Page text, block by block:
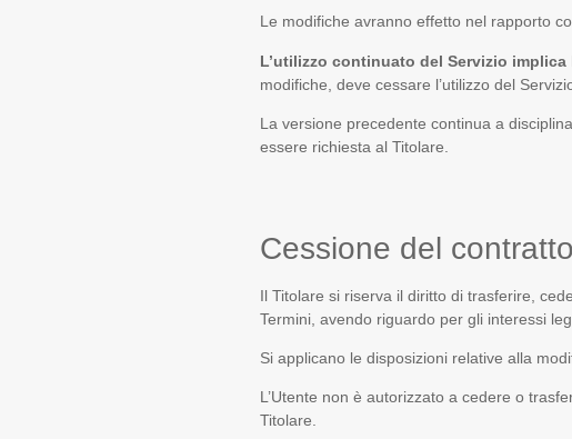
Le modifiche avranno effetto nel rapporto
L’utilizzo continuato del Servizio
modifiche, deve cessare l’utilizzo del
La versione precedente continua a
essere richiesta al Titolare.
Cessione del contratto
Il Titolare si riserva il diritto di trasferire,
Termini, avendo riguardo per gli interessi
Si applicano le disposizioni relative alla
L’Utente non è autorizzato a cedere o
Titolare.